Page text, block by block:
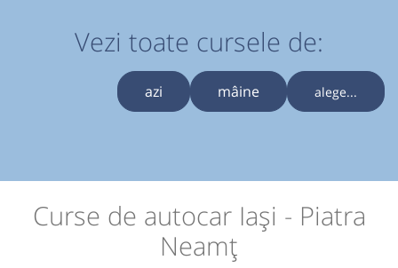
Vezi toate cursele de:
azi mâine alege...
Curse de autocar Iași - Piatra
Neamț